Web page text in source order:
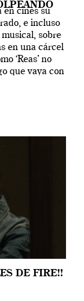
en cines su
e incluso
sobre
en una cárcel
‘Reas’ no
que vaya con
DE FIRE!!